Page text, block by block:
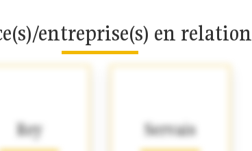
entreprise(s) en relation
Rey Servais